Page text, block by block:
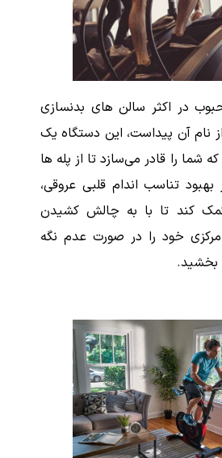
در اکثر سالن های بدنسازی
نام آن پیداست، این دستگاه یک
شما را قادر می‌سازد تا از پله ها
بهبود تناسب اندام قلبی عروقی،
کند تا با به چالش کشیدن
خود را در صورت عدم نگه
بخشید.